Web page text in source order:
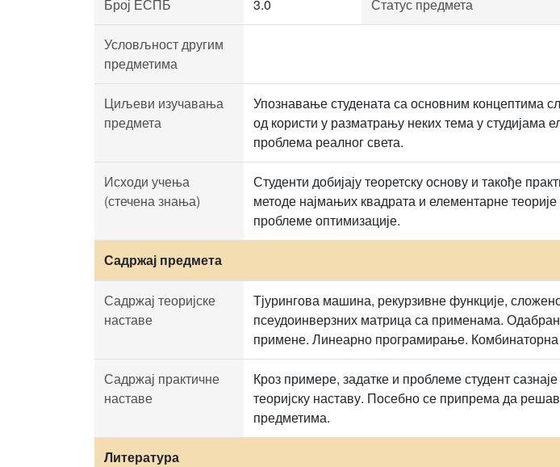
Број ЕСПБ 3.0 Статус предмета
Условљност другим
предметима
Циљеви изучавања
предмета
Упознавање студената са основним концептима
од користи у разматрању неких тема у студијама
проблема реалног света.
Исходи учења
(стечена знања)
Студенти добијају теоретску основу и такође
методе најмањих квадрата и елементарне
проблеме оптимизације.
Садржај предмета
Садржај теоријске
наставе
Тјурингова машина, рекурзивне функције,
псеудоинверзних матрица са применама.
примене. Линеарно програмирањe. Комбинаторна
Садржај практичне
наставе
Кроз примере, задатке и проблеме студент
теоријску наставу. Посебно се припрема да
предметима.
Литература